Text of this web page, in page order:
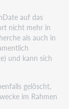
auf das
nicht mehr in
als auch in
und kann sich
gelöscht,
im Rahmen